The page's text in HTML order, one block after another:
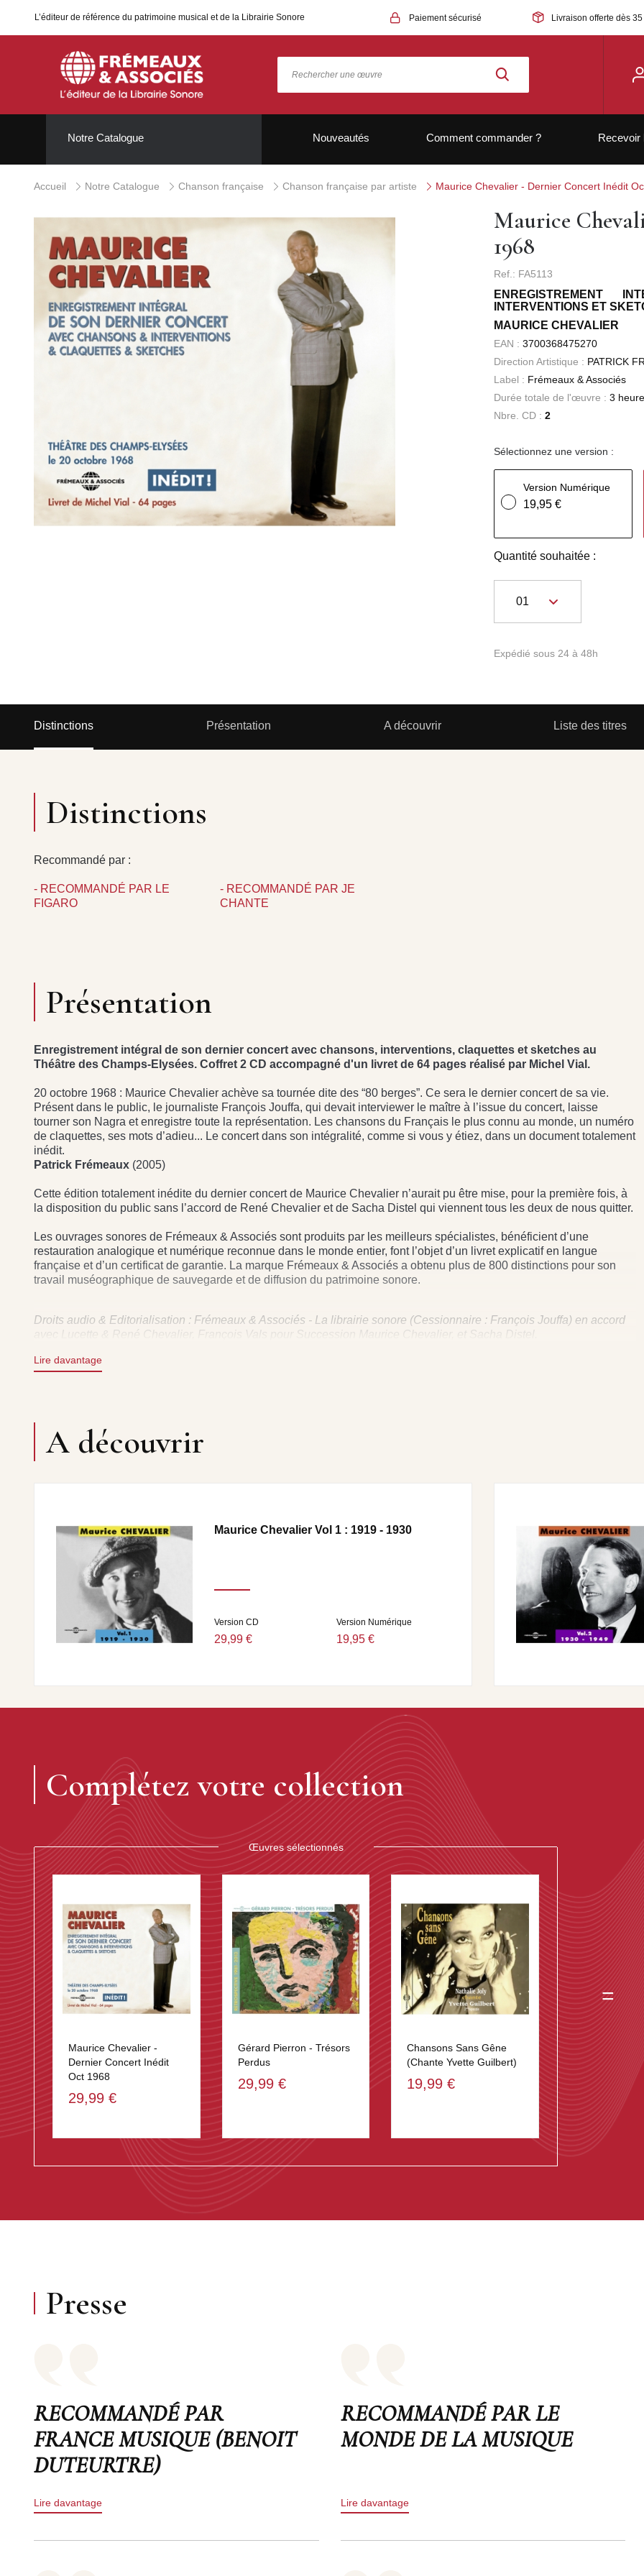
L’éditeur de référence du patrimoine musical et de la Librairie Sonore Paiement sécurisé Livraison offerte dès
Notre Catalogue Nouveautés Comment commander ? Recevoir
Accueil Notre Catalogue Chanson française Chanson française par artiste Maurice Chevalier - Dernier Concert Inédit
Maurice
1968
Ref.: FA5113
ENREGISTREMENT
INTERVENTIONS ET
MAURICE CHEVALIER
EAN : 3700368475270
Direction Artistique : PATRICK
Label : Frémeaux & Associés
Durée totale de l'œuvre : 3
Nbre. CD : 2
Sélectionnez une version :
Version Numérique
19,95 €
Quantité souhaitée :
Expédié sous 24 à 48h
Distinctions Présentation A découvrir Liste des titres
Distinctions
Recommandé par :
- RECOMMANDÉ PAR LE
FIGARO
- RECOMMANDÉ PAR JE
CHANTE
Présentation
Enregistrement intégral de son dernier concert avec chansons, interventions, claquettes et sketches au
Théâtre des Champs-Elysées. Coffret 2 CD accompagné d'un livret de 64 pages réalisé par Michel Vial.
20 octobre 1968 : Maurice Chevalier achève sa tournée dite des “80 berges”. Ce sera le dernier concert de sa vie.
Présent dans le public, le journaliste François Jouffa, qui devait interviewer le maître à l’issue du concert, laisse
tourner son Nagra et enregistre toute la représentation. Les chansons du Français le plus connu au monde, un numéro
de claquettes, ses mots d’adieu... Le concert dans son intégralité, comme si vous y étiez, dans un document totalement
inédit.
Patrick Frémeaux (2005)
Cette édition totalement inédite du dernier concert de Maurice Chevalier n’aurait pu être mise, pour la première fois, à
la disposition du public sans l’accord de René Chevalier et de Sacha Distel qui viennent tous les deux de nous quitter.
Les ouvrages sonores de Frémeaux & Associés sont produits par les meilleurs spécialistes, bénéficient d’une
restauration analogique et numérique reconnue dans le monde entier, font l’objet d’un livret explicatif en langue
française et d’un certificat de garantie. La marque Frémeaux & Associés a obtenu plus de 800 distinctions pour son
travail muséographique de sauvegarde et de diffusion du patrimoine sonore.
Droits audio & Editorialisation : Frémeaux & Associés - La librairie sonore (Cessionnaire : François Jouffa) en accord
avec Lucette & René Chevalier, François Vals pour Succession Maurice Chevalier, et Sacha Distel.
LEVRES • SOURIRE AUX LEVRES • ANNONCE : MON IDOLE • MON IDOLE • ANNONCE : BONNE ANNEE •
BONNE ANNEE • LES ACCENTS MELODIQUES • ANNONCE : POT-POURRI FRANCO-AMERICAIN • POT-
MOI • ANNONCE : AU REVOIR • AU REVOIR • QUAND J’AURAI CENT ANS • ANNONCE AU PUBLIC : LES
ADIEUX • FINAL : THERE’S NO BUSINESS LIKE SHOW BUSINESS • Bonus tracks – Au micro de François Jouffa :
SACHA DISTEL • REACTIONS AU BAR DU THEATRE • ANDRE LUGUET • MAURICE CHEVALIER
Lire davantage
A découvrir
Maurice Chevalier Vol 1 : 1919 - 1930
Version CD
29,99 €
Version Numérique
19,95 €
Complétez votre collection
Œuvres sélectionnés
Maurice Chevalier -
Dernier Concert Inédit
Oct 1968
29,99 €
Gérard Pierron - Trésors
Perdus
29,99 €
Chansons Sans Gêne
(Chante Yvette Guilbert)
19,99 €
=
Presse
RECOMMANDÉ PAR
FRANCE MUSIQUE (BENOIT
DUTEURTRE)
Lire davantage
RECOMMANDÉ PAR LE
MONDE DE LA MUSIQUE
Lire davantage